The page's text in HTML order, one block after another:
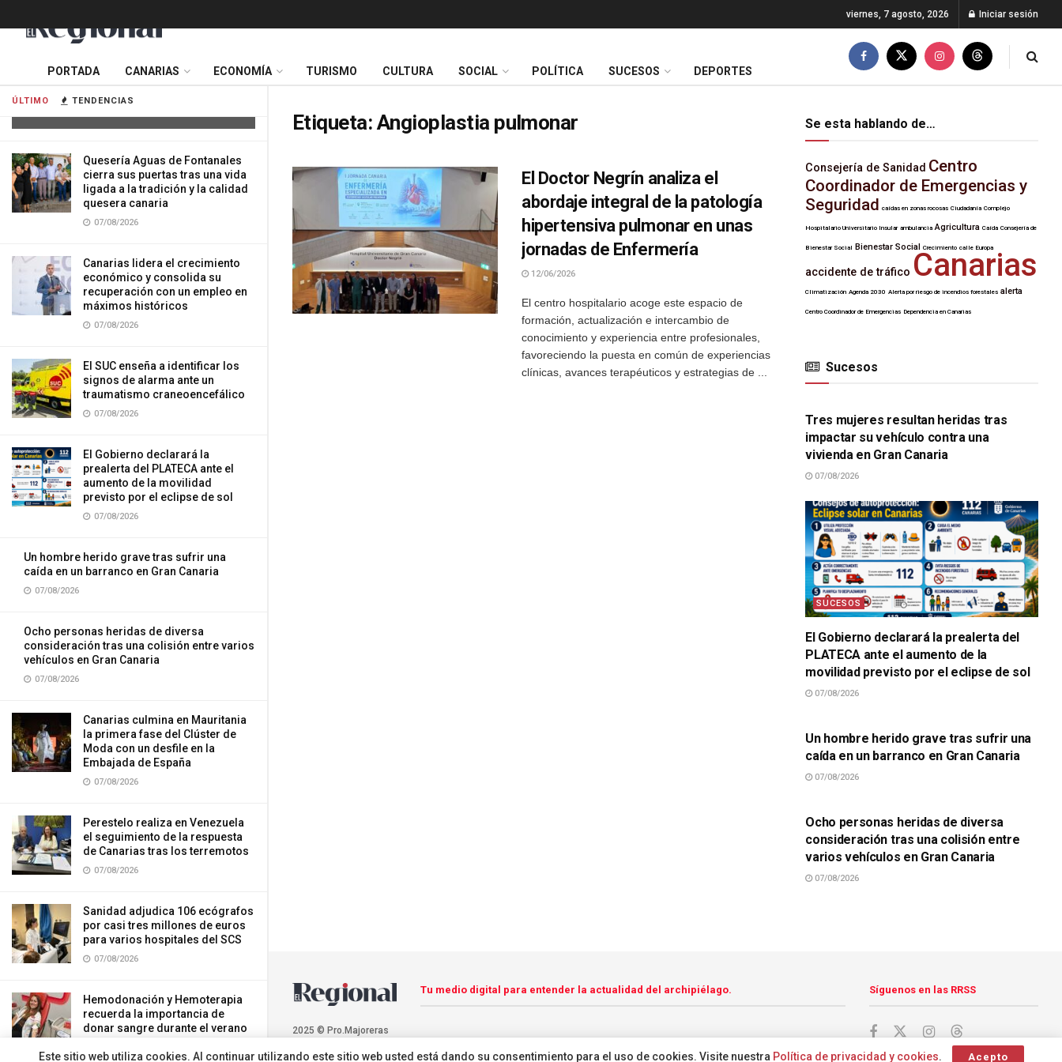
ÚLTIMO TENDENCIAS
impactar su vehículo contra una
Quesería Aguas de Fontanales
cierra sus puertas tras una vida
ligada a la tradición y la calidad
quesera canaria
07/08/2026
Canarias lidera el crecimiento
económico y consolida su
recuperación con un empleo en
máximos históricos
07/08/2026
El SUC enseña a identificar los
signos de alarma ante un
traumatismo craneoencefálico
07/08/2026
El Gobierno declarará la
prealerta del PLATECA ante el
aumento de la movilidad
previsto por el eclipse de sol
07/08/2026
Un hombre herido grave tras sufrir una
caída en un barranco en Gran Canaria
07/08/2026
Ocho personas heridas de diversa
consideración tras una colisión entre varios
vehículos en Gran Canaria
07/08/2026
Canarias culmina en Mauritania
la primera fase del Clúster de
Moda con un desfile en la
Embajada de España
07/08/2026
Perestelo realiza en Venezuela
el seguimiento de la respuesta
de Canarias tras los terremotos
07/08/2026
Sanidad adjudica 106 ecógrafos
por casi tres millones de euros
para varios hospitales del SCS
07/08/2026
Hemodonación y Hemoterapia
recuerda la importancia de
donar sangre durante el verano
viernes, 7 agosto, 2026 Iniciar sesión
PORTADA CANARIAS ECONOMÍA TURISMO CULTURA SOCIAL POLÍTICA SUCESOS DEPORTES
Etiqueta: Angioplastia pulmonar
El Doctor Negrín analiza el
abordaje integral de la patología
hipertensiva pulmonar en unas
jornadas de Enfermería
12/06/2026
El centro hospitalario acoge este espacio de
formación, actualización e intercambio de
conocimiento y experiencia entre profesionales,
favoreciendo la puesta en común de experiencias
clínicas, avances terapéuticos y estrategias de ...
Se esta hablando de…
Consejería de Sanidad Centro
Coordinador de Emergencias y
Seguridad caídas en zonas rocosas Ciudadanía Complejo
Hospitalario Universitario Insular ambulancia Agricultura Caída Consejería de
Bienestar Social Bienestar Social Crecimiento calle Europa
accidente de tráfico Canarias
Climatización Agenda 2030 Alerta por riesgo de incendios forestales alerta
Centro Coordinador de Emergencias Dependencia en Canarias
Sucesos
SUCESOS
Tres mujeres resultan heridas tras
impactar su vehículo contra una
vivienda en Gran Canaria
07/08/2026
SUCESOS
El Gobierno declarará la prealerta del
PLATECA ante el aumento de la
movilidad previsto por el eclipse de sol
07/08/2026
Un hombre herido grave tras sufrir una
caída en un barranco en Gran Canaria
07/08/2026
Ocho personas heridas de diversa
consideración tras una colisión entre
varios vehículos en Gran Canaria
07/08/2026
2025 © Pro.Majoreras
Tu medio digital para entender la actualidad del archipiélago. Síguenos en las RRSS
Este sitio web utiliza cookies. Al continuar utilizando este sitio web usted está dando su consentimiento para el uso de cookies. Visite nuestra Política de privacidad y cookies. Acepto